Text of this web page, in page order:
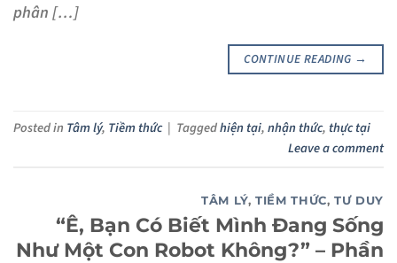
phân […]
CONTINUE READING →
Posted in Tâm lý, Tiềm thức | Taggedhiện tại,nhận thức, thực tại
Leave a comment
TÂM LÝ,TIỀM THỨC,TƯ DUY
“Ê, Bạn Có Biết Mình Đang Sống
Như Một Con Robot Không?” – Phần